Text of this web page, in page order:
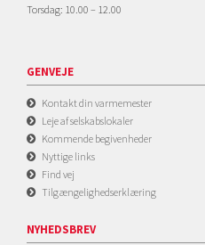
Torsdag: 10.00 – 12.00
GENVEJE
Kontakt din varmemester
Leje af selskabslokaler
Kommende begivenheder
Nyttige links
Find vej
Tilgængelighedserklæring
NYHEDSBREV